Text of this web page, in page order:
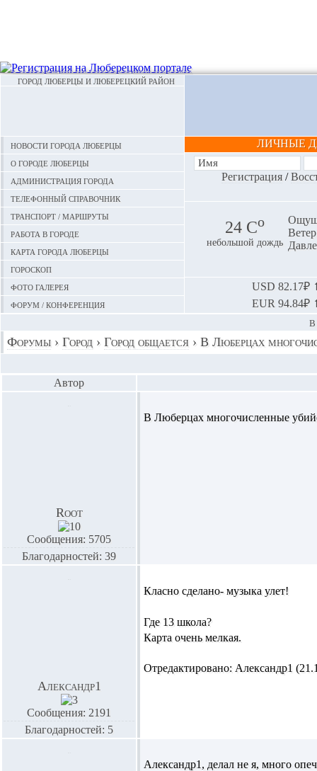
ГОРОД ЛЮБЕРЦЫ И ЛЮБЕРЕЦКИЙ РАЙОН
Новости города Люберцы
О городе Люберцы
Администрация города
Телефонный справочник
Транспорт / маршруты
Работа в городе
Карта города Люберцы
Гороскоп
Фото галерея
Форум / конференция
ЛИЧНЫЕ
Регистрация/
24 Сo
небольшой дождь
USD 82.17₽
EUR 94.84₽
Форумы › Город › Город общается › В Люберцах
Автор
Root
Сообщения: 5705
Благодарностей: 39
В Люберцах многочисленные
Александр1
Сообщения: 2191
Благодарностей: 5
Класно сделано- музыка улет!
Где 13 школа?
Карта очень мелкая.
Отредактировано: Александр1
Александр1, делал не я, много